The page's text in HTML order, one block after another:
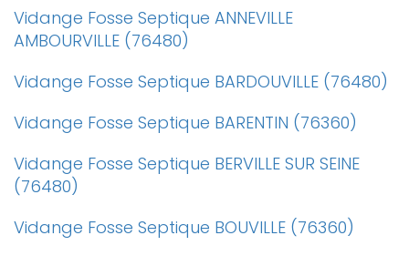
Vidange Fosse Septique ANNEVILLE
AMBOURVILLE (76480)
Vidange Fosse Septique BARDOUVILLE (76480)
Vidange Fosse Septique BARENTIN (76360)
Vidange Fosse Septique BERVILLE SUR SEINE
(76480)
Vidange Fosse Septique BOUVILLE (76360)